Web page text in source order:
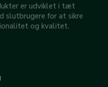
er udviklet i tæt
slutbrugere for at sikre
og kvalitet.